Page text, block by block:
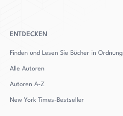
ENTDECKEN
Finden und Lesen Sie Bücher in Ordnung
Alle Autoren
Autoren A-Z
New York Times-Bestseller